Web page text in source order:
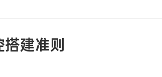
创整改、存量网站迁移、国产化安全测评一线技术经
套改造工作需遵循迁移可控、业务不断、合规达标、
建准则